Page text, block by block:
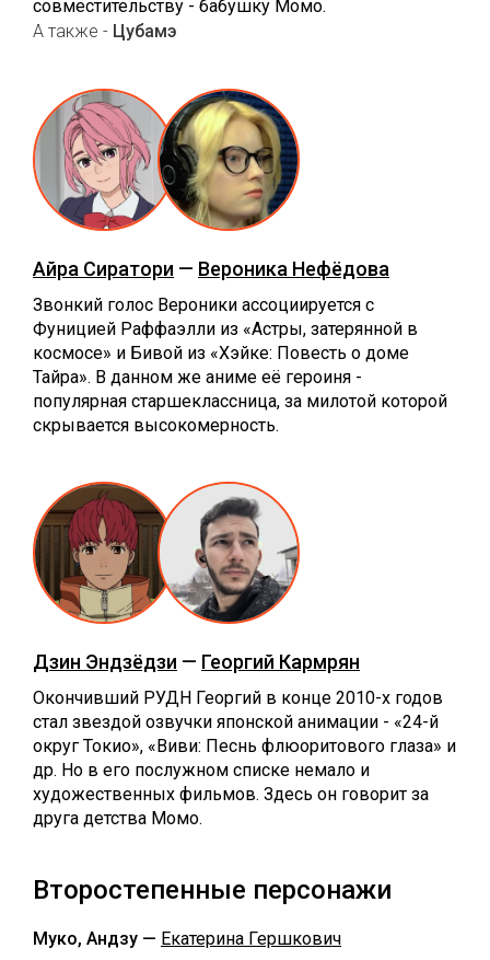
совместительству - бабушку Момо.
А также - Цубамэ
Айра Сиратори — Вероника Нефёдова
Звонкий голос Вероники ассоциируется с
Фуницией Раффаэлли из «Астры, затерянной в
космосе» и Бивой из «Хэйке: Повесть о доме
Тайра». В данном же аниме её героиня -
популярная старшеклассница, за милотой которой
скрывается высокомерность.
Дзин Эндзёдзи — Георгий Кармрян
Окончивший РУДН Георгий в конце 2010-х годов
стал звездой озвучки японской анимации - «24-й
округ Токио», «Виви: Песнь флюоритового глаза» и
др. Но в его послужном списке немало и
художественных фильмов. Здесь он говорит за
друга детства Момо.
Второстепенные персонажи
Муко, Андзу — Екатерина Гершкович